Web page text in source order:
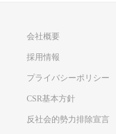
会社概要
採用情報
プライバシーポリシー
CSR基本方針
反社会的勢力排除宣言